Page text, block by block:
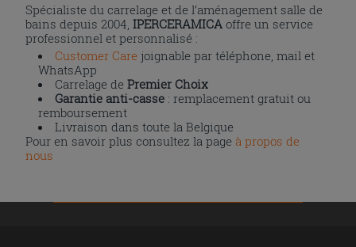
Spécialiste du carrelage et de l’aménagement salle de
bains depuis 2004,IPERCERAMICA offre un service
professionnel et personnalisé :
Customer Care joignable par téléphone, mail et
WhatsApp
Carrelage dePremier Choix
Garantie anti-casse : remplacement gratuit ou
remboursement
Livraison dans toute la Belgique
Pour en savoir plus consultez la page à propos de
nous